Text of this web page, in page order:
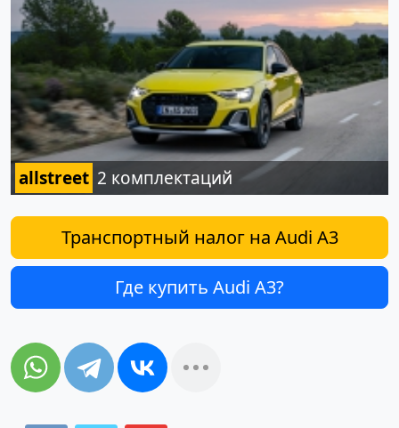
allstreet 2 комплектаций
Транспортный налог на Audi A3
Где купить Audi A3?